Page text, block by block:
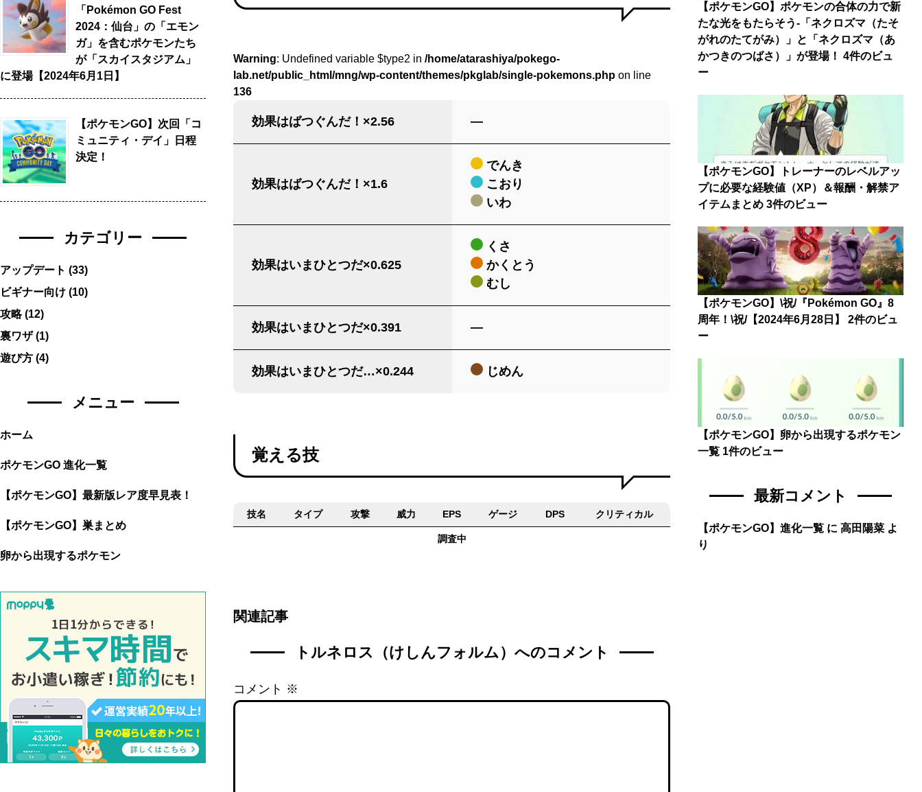
Warning: Undefined variable $type2 in /home/atarashiya/pokego-
lab.net/public_html/mng/wp-content/themes/pkglab/single-pokemons.php on line
136
効果はばつぐんだ！×2.56 ―
効果はばつぐんだ！×1.6
でんき
こおり
いわ
効果はいまひとつだ×0.625
くさ
かくとう
むし
効果はいまひとつだ×0.391 ―
効果はいまひとつだ…×0.244 じめん
覚える技
技名 タイプ 攻撃 威力 EPS ゲージ DPS クリティカル
調査中
関連記事
トルネロス（けしんフォルム）へのコメント
コメント ※
「Pokémon GO Fest
2024：仙台」の「エモン
ガ」を含むポケモンたち
が「スカイスタジアム」
に登場【2024年6月1日】
【ポケモンGO】次回「コ
ミュニティ・デイ」日程
決定！
カテゴリー
アップデート (33)
ビギナー向け (10)
攻略(12)
裏ワザ(1)
遊び方 (4)
メニュー
ホーム
ポケモンGO 進化一覧
【ポケモンGO】最新版レア度早見表！
【ポケモンGO】巣まとめ
卵から出現するポケモン
【ポケモンGO】ポケモンの合体の力で新
たな光をもたらそう-「ネクロズマ（たそ
がれのたてがみ）」と「ネクロズマ（あ
かつきのつばさ）」が登場！ 4件のビュ
ー
【ポケモンGO】トレーナーのレベルアッ
プに必要な経験値（XP）＆報酬・解禁ア
イテムまとめ 3件のビュー
【ポケモンGO】\祝/『Pokémon GO』8
周年！\祝/【2024年6月28日】
2件のビュ
ー
【ポケモンGO】卵から出現するポケモン
一覧 1件のビュー
最新コメント
【ポケモンGO】進化一覧 に高田陽菜 よ
り